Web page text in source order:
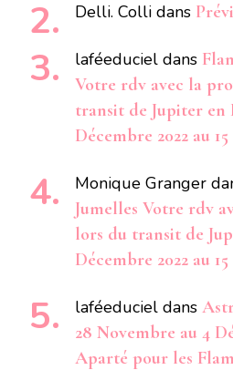
Delli. Colli dans
laféeduciel dans
Votre rdv avec la
transit de Jupiter en
Décembre 2022 au
Monique Granger
Jumelles Votre rdv
lors du transit de
Décembre 2022 au
laféeduciel dans
28 Novembre au 4
Aparté pour les